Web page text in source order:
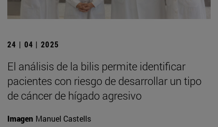
24 | 04 | 2025
El análisis de la bilis permite identificar
pacientes con riesgo de desarrollar un tipo
de cáncer de hígado agresivo
Imagen Manuel Castells